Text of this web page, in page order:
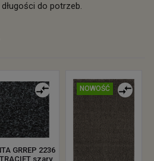
do potrzeb.
GRREP 2236
szary
NOWOŚĆ